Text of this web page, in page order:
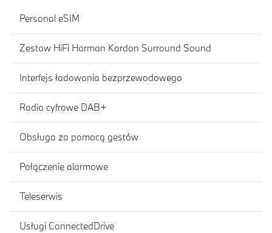
Personal eSIM
Zestaw HiFi Harman Kardon Surround Sound
Interfejs ładowania bezprzewodowego
Radio cyfrowe DAB+
Obsługa za pomocą gestów
Połączenie alarmowe
Teleserwis
Usługi ConnectedDrive